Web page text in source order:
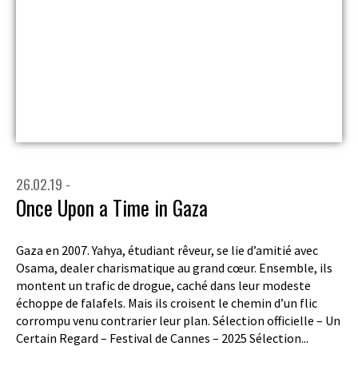
26.02.19 -
Once Upon a Time in Gaza
Gaza en 2007. Yahya, étudiant rêveur, se lie d’amitié avec
Osama, dealer charismatique au grand cœur. Ensemble, ils
montent un trafic de drogue, caché dans leur modeste
échoppe de falafels. Mais ils croisent le chemin d’un flic
corrompu venu contrarier leur plan. Sélection officielle – Un
Certain Regard – Festival de Cannes – 2025 Sélection...